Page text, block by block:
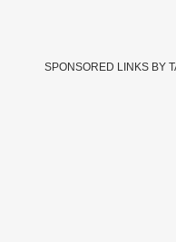
SPONSORED LINKS BY